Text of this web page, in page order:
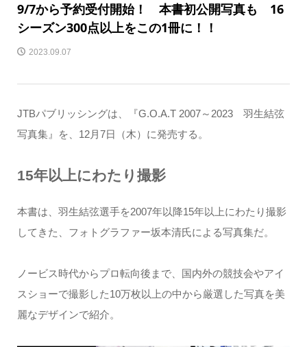
9/7から予約受付開始！ 本書初公開写真も 16
シーズン300点以上をこの1冊に！！
2023.09.07
JTBパブリッシングは、『G.O.A.T 2007～2023 羽生結弦
写真集』を、12月7日（木）に発売する。
15年以上にわたり撮影
本書は、羽生結弦選手を2007年以降15年以上にわたり撮影
してきた、フォトグラファー坂本清氏による写真集だ。
ノービス時代からプロ転向後まで、国内外の競技会やアイ
スショーで撮影した10万枚以上の中から厳選した写真を美
麗なデザインで紹介。